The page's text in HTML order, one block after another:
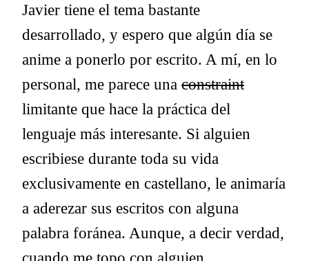
Javier tiene el tema bastante
desarrollado, y espero que algún día se
anime a ponerlo por escrito. A mí, en lo
personal, me parece una constraint
limitante que hace la práctica del
lenguaje más interesante. Si alguien
escribiese durante toda su vida
exclusivamente en castellano, le animaría
a aderezar sus escritos con alguna
palabra foránea. Aunque, a decir verdad,